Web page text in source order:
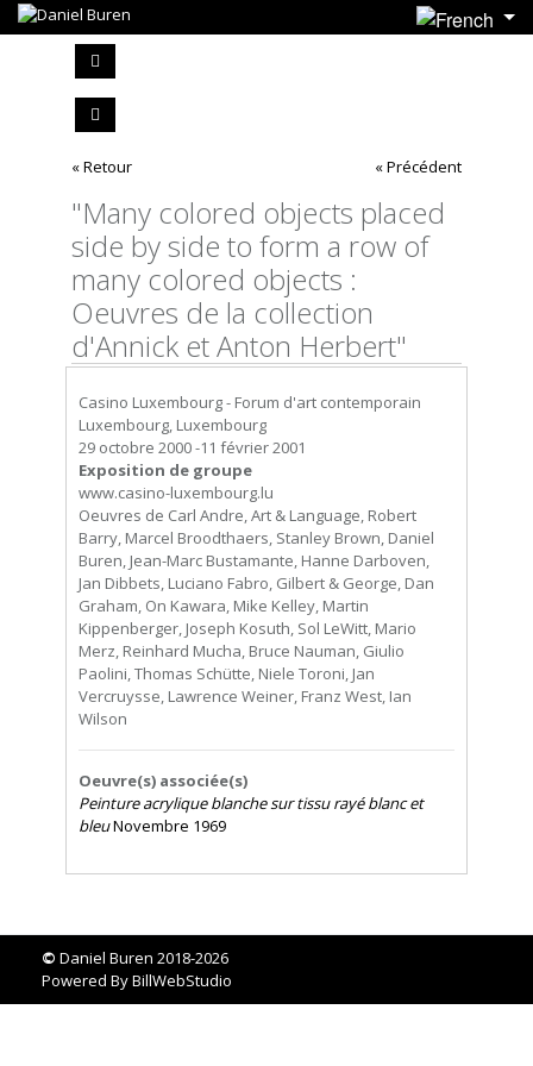
« Retour « Précédent
"Many colored objects placed
side by side to form a row of
many colored objects :
Oeuvres de la collection
d'Annick et Anton Herbert"
Casino Luxembourg - Forum d'art contemporain
Luxembourg, Luxembourg
29 octobre 2000 -11 février 2001
Exposition de groupe
www.casino-luxembourg.lu
Oeuvres de Carl Andre, Art & Language, Robert
Barry, Marcel Broodthaers, Stanley Brown, Daniel
Buren, Jean-Marc Bustamante, Hanne Darboven,
Jan Dibbets, Luciano Fabro, Gilbert & George, Dan
Graham, On Kawara, Mike Kelley, Martin
Kippenberger, Joseph Kosuth, Sol LeWitt, Mario
Merz, Reinhard Mucha, Bruce Nauman, Giulio
Paolini, Thomas Schütte, Niele Toroni, Jan
Vercruysse, Lawrence Weiner, Franz West, Ian
Wilson
Oeuvre(s) associée(s)
Peinture acrylique blanche sur tissu rayé blanc et
bleuNovembre 1969
© Daniel Buren 2018-2026
Powered ByBillWebStudio